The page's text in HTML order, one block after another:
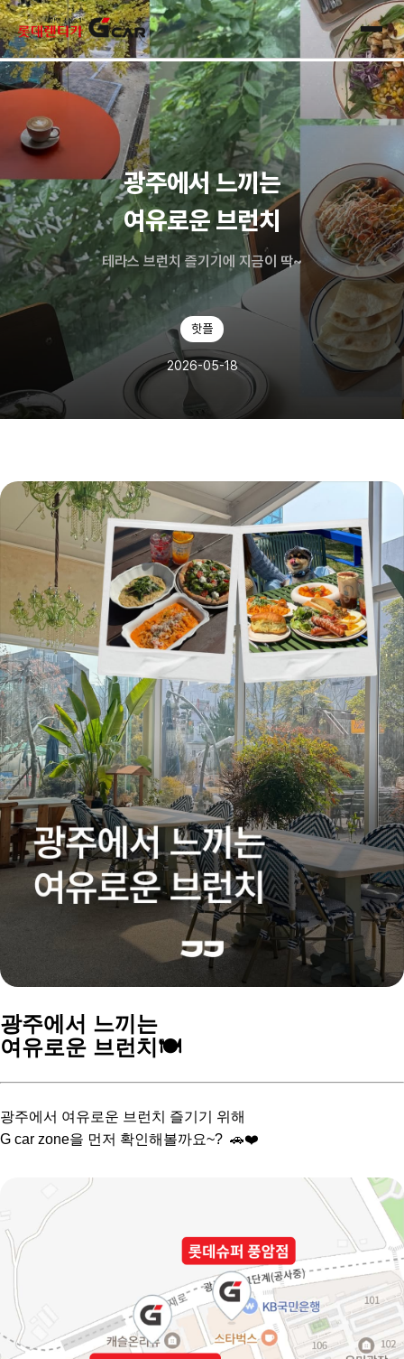
skip navigation
전체
광주에서 느끼는
여유로운 브런치
테라스 브런치 즐기기에 지금이 딱~
핫플
2026-05-18
광주에서 느끼는
여유로운 브런치🍽️
광주에서 여유로운 브런치 즐기기 위해
G car zone을 먼저 확인해볼까요~? 🚗❤️